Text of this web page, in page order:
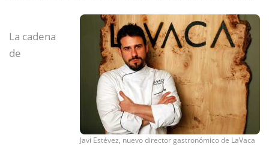
Javi Estévez, nuevo director gastronómico de LaVaca
La cadena
de